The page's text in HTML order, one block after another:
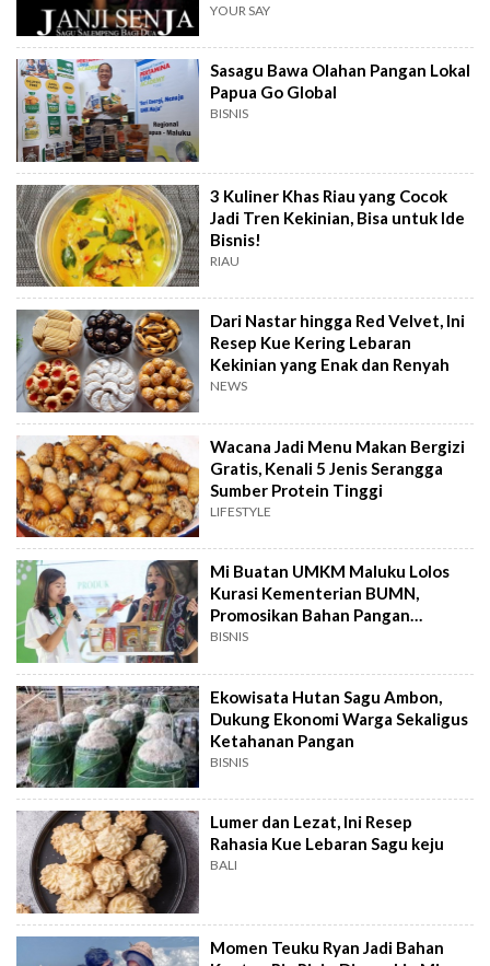
YOUR SAY
Sasagu Bawa Olahan Pangan Lokal
Papua Go Global
BISNIS
3 Kuliner Khas Riau yang Cocok
Jadi Tren Kekinian, Bisa untuk Ide
Bisnis!
RIAU
Dari Nastar hingga Red Velvet, Ini
Resep Kue Kering Lebaran
Kekinian yang Enak dan Renyah
NEWS
Wacana Jadi Menu Makan Bergizi
Gratis, Kenali 5 Jenis Serangga
Sumber Protein Tinggi
LIFESTYLE
Mi Buatan UMKM Maluku Lolos
Kurasi Kementerian BUMN,
Promosikan Bahan Pangan
Unggulan
BISNIS
Ekowisata Hutan Sagu Ambon,
Dukung Ekonomi Warga Sekaligus
Ketahanan Pangan
BISNIS
Lumer dan Lezat, Ini Resep
Rahasia Kue Lebaran Sagu keju
BALI
Momen Teuku Ryan Jadi Bahan